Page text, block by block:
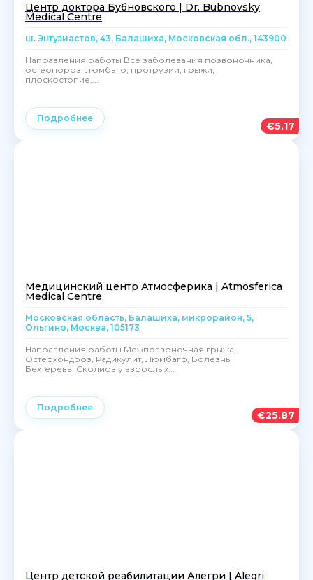
€5.17
Центр доктора Бубновского | Dr. Bubnovsky
Medical Centre
ш. Энтузиастов, 43, Балашиха, Московская обл., 143900
Направления работы Все заболевания позвоночника,
остеопороз, люмбаго, протрузии, грыжи,
плоскостопие,...
Подробнее
€25.87
Медицинский центр Атмосферика | Atmosferica
Medical Centre
Московская область, Балашиха, микрорайон, 5,
Ольгино, Москва, 105173
Направления работы Межпозвоночная грыжа,
Остеохондроз, Радикулит, Люмбаго, Болезнь
Бехтерева, Сколиоз у взрослых...
Подробнее
Центр детской реабилитации Алегри | Alegri